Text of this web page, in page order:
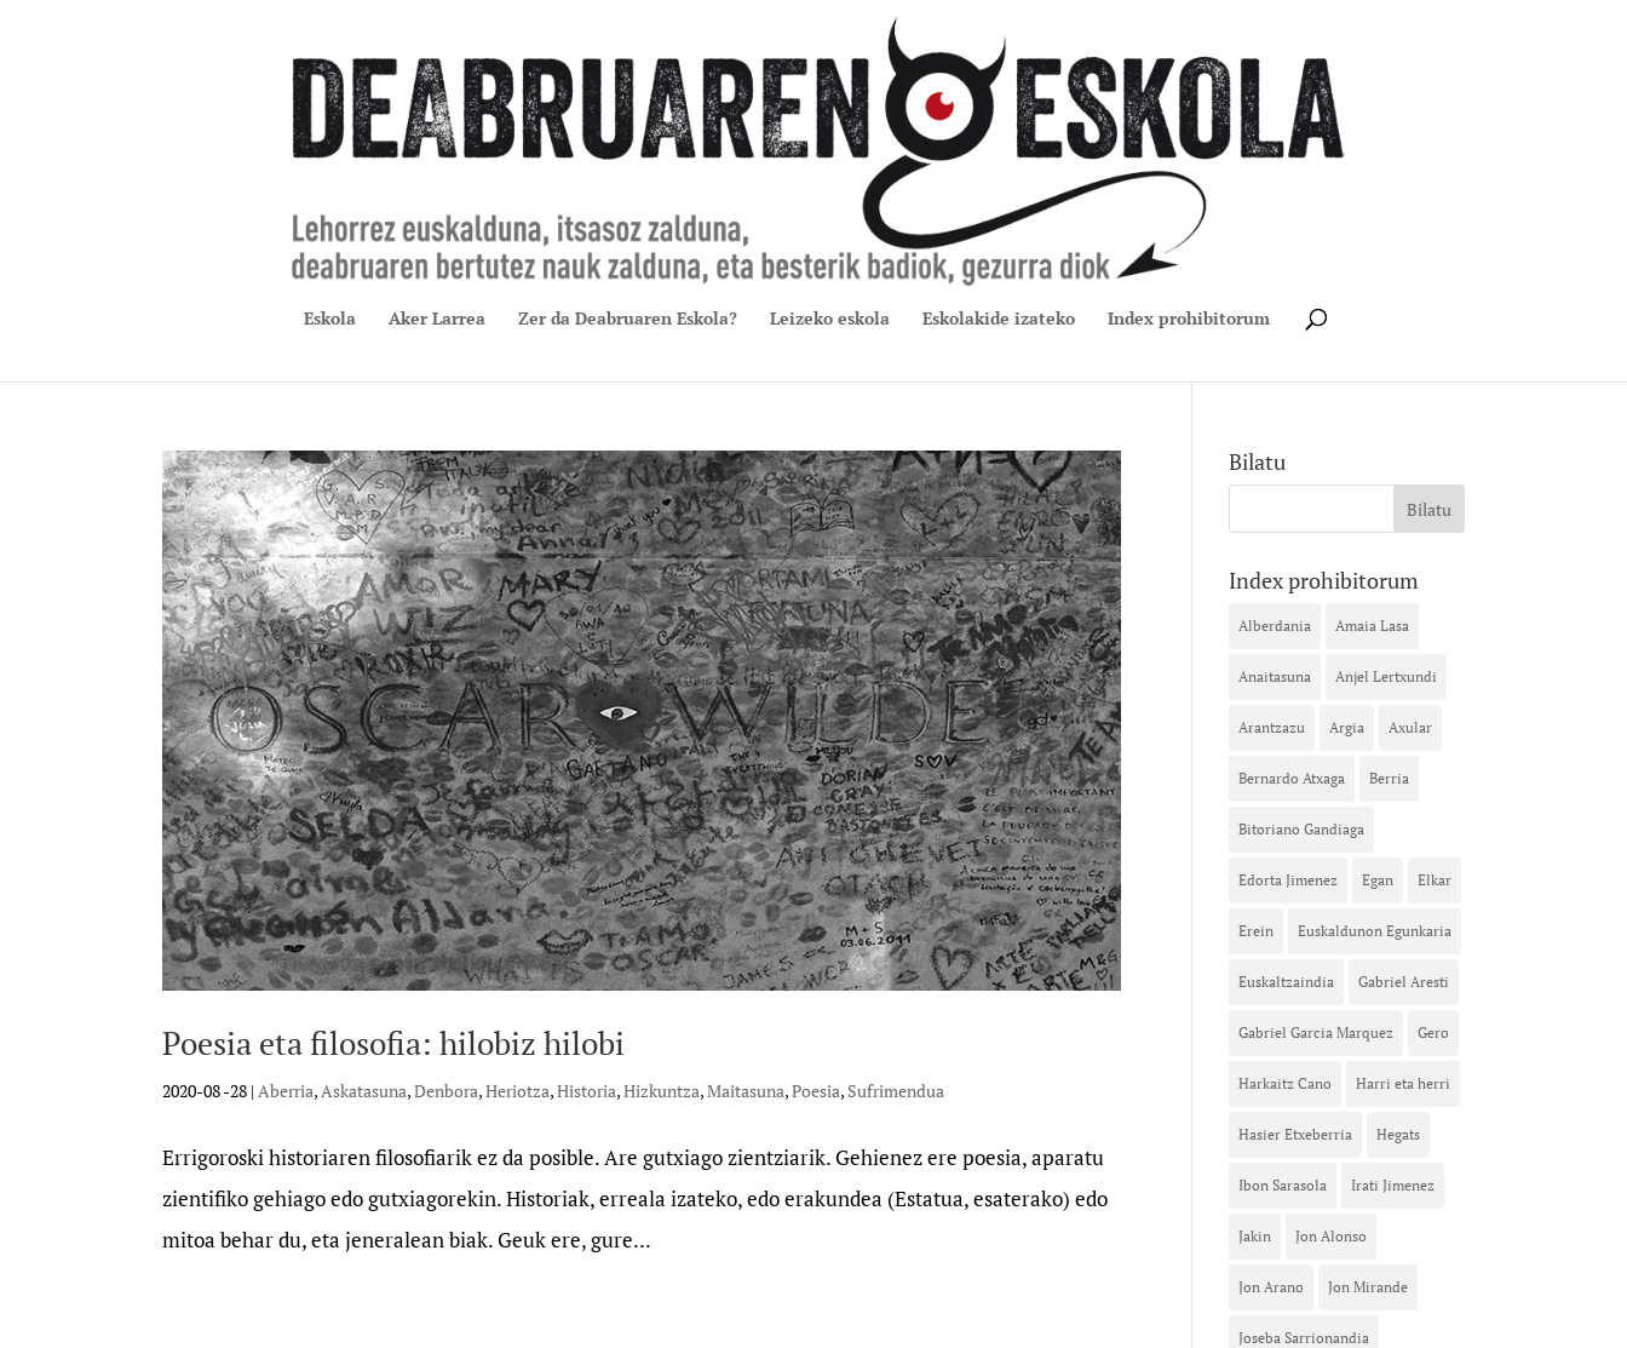
Eskola Aker Larrea Zer da Deabruaren Eskola? Leizeko eskola Eskolakide izateko Index prohibitorum
Poesia eta filosofia: hilobiz hilobi
2020-08 -28 | Aberria, Askatasuna,Denbora,Heriotza,Historia,Hizkuntza,Maitasuna,Poesia, Sufrimendua
Errigoroski historiaren filosofiarik ez da posible. Are gutxiago zientziarik. Gehienez ere poesia, aparatu
zientifiko gehiago edo gutxiagorekin. Historiak, erreala izateko, edo erakundea (Estatua, esaterako) edo
mitoa behar du, eta jeneralean biak. Geuk ere, gure...
Bilatu
Index prohibitorum
Alberdania Amaia Lasa
Anaitasuna Anjel Lertxundi
Arantzazu Argia Axular
Bernardo Atxaga Berria
Bitoriano Gandiaga
Edorta Jimenez Egan Elkar
Erein Euskaldunon Egunkaria
Euskaltzaindia Gabriel Aresti
Gabriel Garcia Marquez Gero
Harkaitz Cano Harri eta herri
Hasier Etxeberria Hegats
Ibon Sarasola Irati Jimenez
Jakin Jon Alonso
Jon Arano Jon Mirande
Joseba Sarrionandia